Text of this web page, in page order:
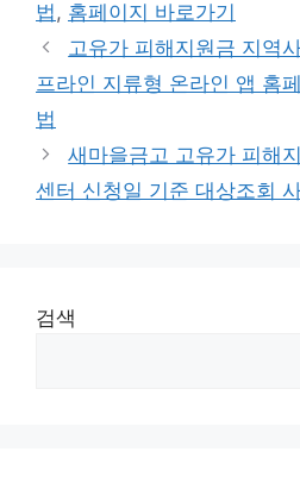
리
법, 홈페이지 바로가기
고유가 피해지원금 지역
프라인 지류형 온라인 앱 홈
법
새마을금고 고유가 피해
센터 신청일 기준 대상조회
검색